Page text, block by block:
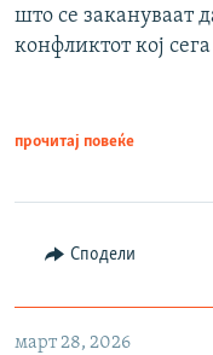
што се закануваат
конфликтот кој
прочитај повеќе
Сподели
март 28, 2026